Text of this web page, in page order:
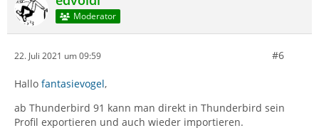
Moderator
22. Juli 2021 um 09:59 #6
Hallo fantasievogel,
ab Thunderbird 91 kann man direkt in Thunderbird sein
Profil exportieren und auch wieder importieren.